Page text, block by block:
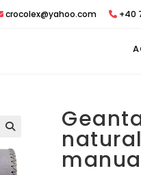
crocolex@yahoo.com +40